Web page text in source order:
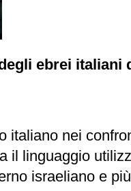
ebrei italiani
italiano nei
il linguaggio
israeliano e